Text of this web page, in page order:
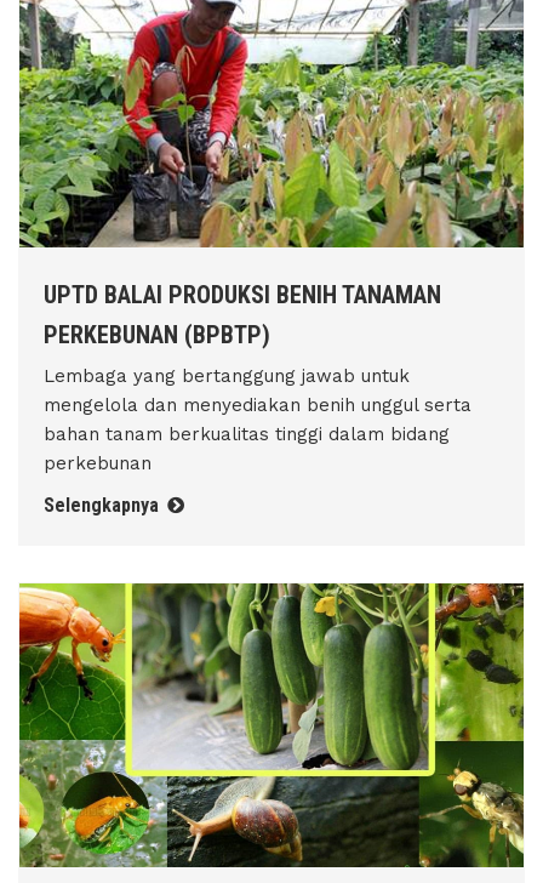
UPTD BALAI PRODUKSI BENIH TANAMAN
PERKEBUNAN (BPBTP)
Lembaga yang bertanggung jawab untuk
mengelola dan menyediakan benih unggul serta
bahan tanam berkualitas tinggi dalam bidang
perkebunan
Selengkapnya